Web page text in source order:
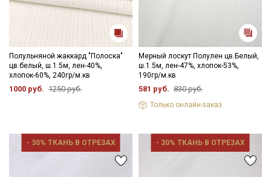
Полульняной жаккард "Полоска"
цв.белый, ш.1.5м, лен-40%,
хлопок-60%, 240гр/м.кв
1000 руб. 1250 руб.
Мерный лоскут Полулен цв.Белый,
ш.1.5м, лен-47%, хлопок-53%,
190гр/м.кв
581 руб. 830 руб.
Только онлайн-заказ
- 30% ТКАНЬ В ОТРЕЗАХ - 30% ТКАНЬ В ОТРЕЗАХ